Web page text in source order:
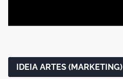
IDEIA ARTES (MARKETING)